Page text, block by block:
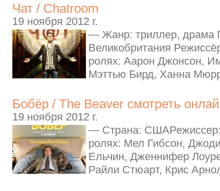
Чат / Chatroom
19 ноября 2012 г.
— Жанр: триллер, драма
Великобритания
ролях: Аарон Джонсон,
Мэттью Бирд, Ханна
Бобёр / The Beaver смотреть
19 ноября 2012 г.
— Страна:
ролях: Мел Гибсон,
Ельчин, Дженнифер
Райли Стюарт, Крис